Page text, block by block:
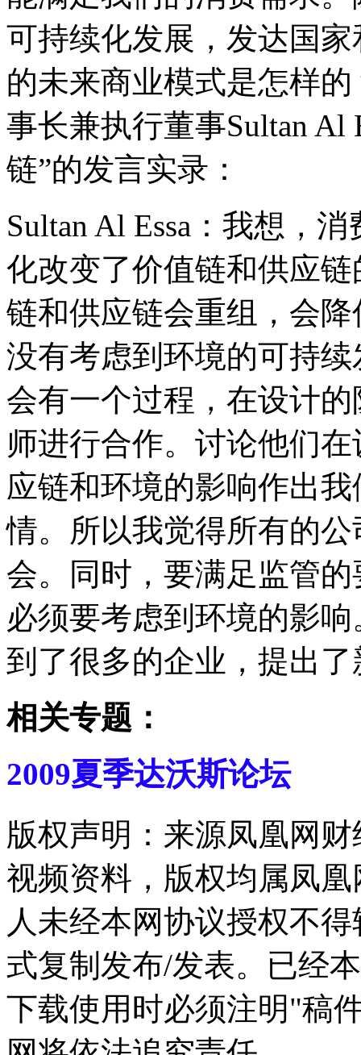
可持续化发展，发达国
的未来商业模式是怎样
事长兼执行董事Sultan Al
链”的发言实录：
Sultan Al Essa：我想，
化改变了价值链和供应
链和供应链会重组，会
没有考虑到环境的可持
会有一个过程，在设计
师进行合作。讨论他们
应链和环境的影响作出
情。所以我觉得所有的
会。同时，要满足监管
必须要考虑到环境的影
到了很多的企业，提出
相关专题：
2009夏季达沃斯论坛
版权声明：来源凤凰网
视频资料，版权均属凤
人未经本网协议授权不
式复制发布/发表。已经
下载使用时必须注明"稿